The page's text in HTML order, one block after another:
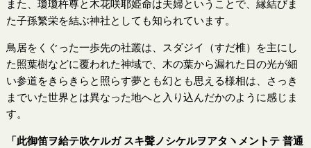
また、瓊瓊杵尊と木花咲耶姫命は夫婦ということで、縁結びま
た子孫繁栄を結ぶ神社としても知られています。
鳥居をくぐった一歩先の社叢は、スダジイ（すだ椎）を主にし
た照葉樹などに覆われた神域で、木の葉から漏れた日の光が細
い参道をきらきらと照らす夢とも幻とも思える様相は、さっき
までいた世界とは異なった地へと入り込んだかのように感じま
す。
「此御笛ヲ給テ吹ケルガ スキ聲ノシケルヲアタヽメントテ 普通